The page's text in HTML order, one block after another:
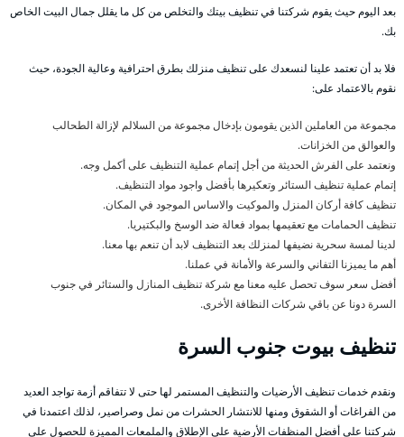
بعد اليوم حيث يقوم شركتنا في تنظيف بيتك والتخلص من كل ما يقلل جمال البيت الخاص
بك.
فلا بد أن تعتمد علينا لنسعدك على تنظيف منزلك بطرق احترافية وعالية الجودة، حيث
نقوم بالاعتماد على:
مجموعة من العاملين الذين يقومون بإدخال مجموعة من السلالم لإزالة الطحالب
والعوالق من الخزانات.
ونعتمد على الفرش الحديثة من أجل إتمام عملية التنظيف على أكمل وجه.
إتمام عملية تنظيف الستائر وتعكيرها بأفضل واجود مواد التنظيف.
تنظيف كافة أركان المنزل والموكيت والاساس الموجود في المكان.
تنظيف الحمامات مع تعقيمها بمواد فعالة ضد الوسخ والبكتيريا.
لدينا لمسة سحرية نضيفها لمنزلك بعد التنظيف لابد أن تنعم بها معنا.
أهم ما يميزنا التفاني والسرعة والأمانة في عملنا.
أفضل سعر سوف تحصل عليه معنا مع شركة تنظيف المنازل والستائر في جنوب
السرة دونا عن باقي شركات النظافة الأخرى.
تنظيف بيوت جنوب السرة
ونقدم خدمات تنظيف الأرضيات والتنظيف المستمر لها حتى لا تتفاقم أزمة تواجد العديد
من الفراغات أو الشقوق ومنها للانتشار الحشرات من نمل وصراصير، لذلك اعتمدنا في
شركتنا على أفضل المنظفات الأرضية على الإطلاق والملمعات المميزة للحصول على